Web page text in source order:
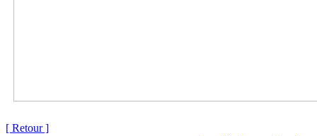
[ Retour ]